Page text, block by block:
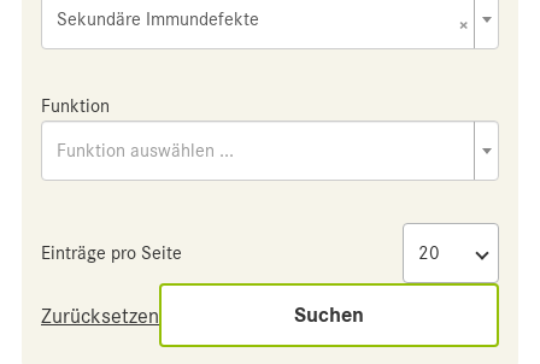
×
Sekundäre Immundefekte
Funktion
Funktion auswählen ...
Einträge pro Seite
Zurücksetzen Suchen